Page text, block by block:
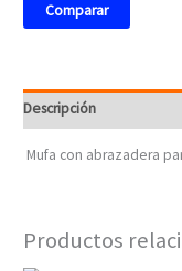
Comparar
Descripción
Mufa con abrazadera
Productos